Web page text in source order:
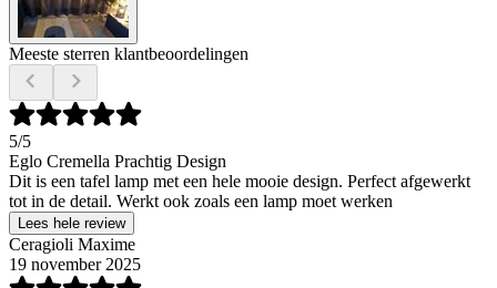
Meeste sterren klantbeoordelingen
5/5
Eglo Cremella Prachtig Design
Dit is een tafel lamp met een hele mooie design. Perfect afgewerkt
tot in de detail. Werkt ook zoals een lamp moet werken
Lees hele review
Ceragioli Maxime
19 november 2025